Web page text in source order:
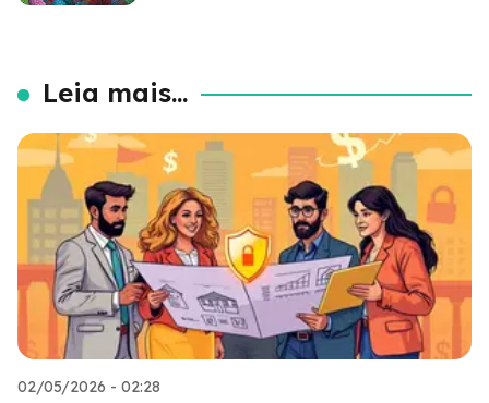
Leia mais...
02/05/2026 - 02:28